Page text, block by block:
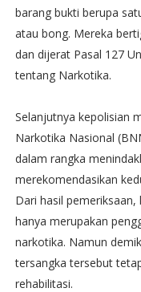
barang bukti berupa
atau bong. Mereka
dan dijerat Pasal 127
tentang Narkotika.
Selanjutnya kepolisian
Narkotika Nasional
dalam rangka
merekomendasikan
Dari hasil
hanya merupakan
narkotika. Namun
tersangka tersebut
rehabilitasi.